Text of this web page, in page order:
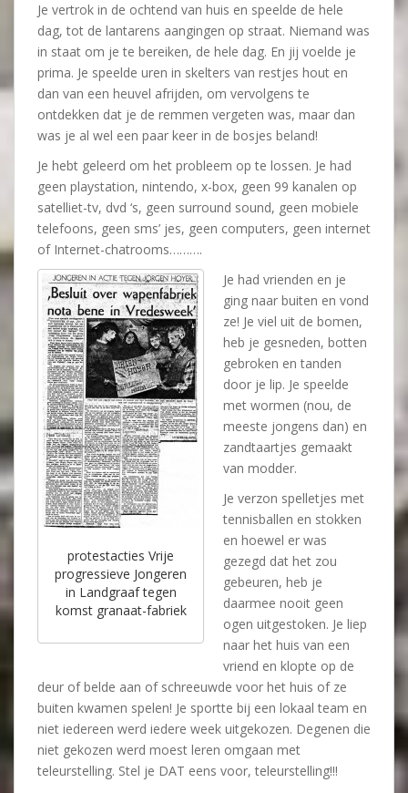
Je vertrok in de ochtend van huis en speelde de hele
dag, tot de lantarens aangingen op straat. Niemand was
in staat om je te bereiken, de hele dag. En jij voelde je
prima. Je speelde uren in skelters van restjes hout en
dan van een heuvel afrijden, om vervolgens te
ontdekken dat je de remmen vergeten was, maar dan
was je al wel een paar keer in de bosjes beland!
Je hebt geleerd om het probleem op te lossen. Je had
geen playstation, nintendo, x-box, geen 99 kanalen op
satelliet-tv, dvd ‘s, geen surround sound, geen mobiele
telefoons, geen sms’ jes, geen computers, geen internet
of Internet-chatrooms……….
protestacties Vrije
progressieve Jongeren
in Landgraaf tegen
komst granaat-fabriek
Je had vrienden en je
ging naar buiten en vond
ze! Je viel uit de bomen,
heb je gesneden, botten
gebroken en tanden
door je lip. Je speelde
met wormen (nou, de
meeste jongens dan) en
zandtaartjes gemaakt
van modder.
Je verzon spelletjes met
tennisballen en stokken
en hoewel er was
gezegd dat het zou
gebeuren, heb je
daarmee nooit geen
ogen uitgestoken. Je liep
naar het huis van een
vriend en klopte op de
deur of belde aan of schreeuwde voor het huis of ze
buiten kwamen spelen! Je sportte bij een lokaal team en
niet iedereen werd iedere week uitgekozen. Degenen die
niet gekozen werd moest leren omgaan met
teleurstelling. Stel je DAT eens voor, teleurstelling!!!